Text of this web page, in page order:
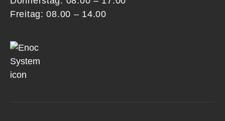
Freitag: 08.00 – 14.00